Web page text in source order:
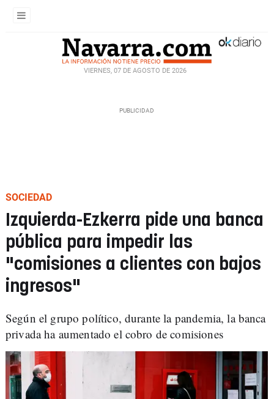
VIERNES, 07 DE AGOSTO DE 2026
SOCIEDAD
Izquierda-Ezkerra pide una banca
pública para impedir las
"comisiones a clientes con bajos
ingresos"
Según el grupo político, durante la pandemia, la banca
privada ha aumentado el cobro de comisiones